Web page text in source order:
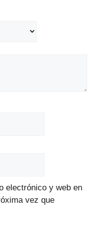
electrónico y web en
vez que